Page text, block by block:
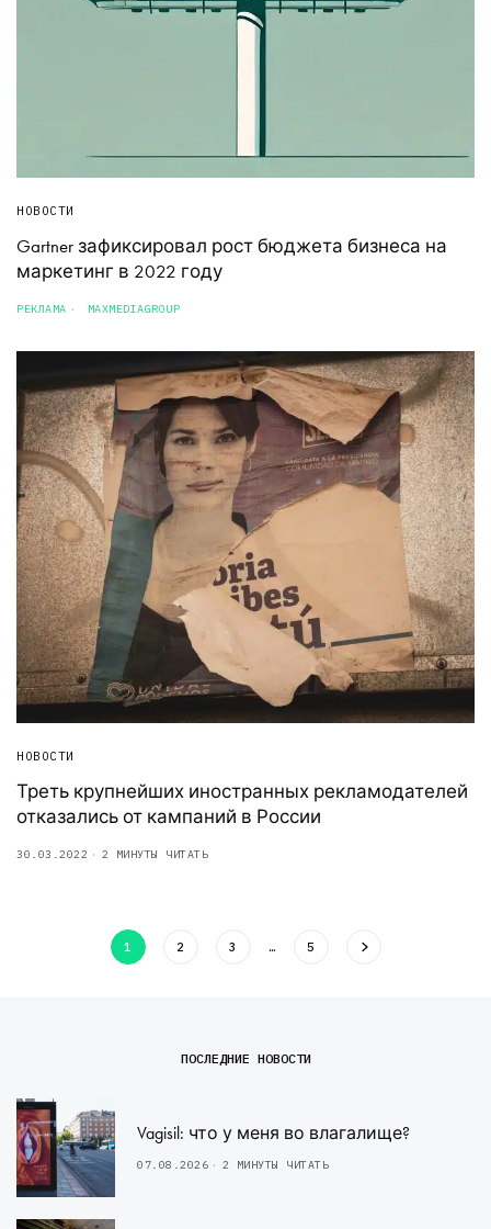
НОВОСТИ
Gartner зафиксировал рост бюджета бизнеса на
маркетинг в 2022 году
РЕКЛАМА MAXMEDIAGROUP
НОВОСТИ
Треть крупнейших иностранных рекламодателей
отказались от кампаний в России
30.03.2022 2 МИНУТЫ ЧИТАТЬ
1 2 3 … 5
ПОСЛЕДНИЕ НОВОСТИ
Vagisil: что у меня во влагалище?
07.08.2026 2 МИНУТЫ ЧИТАТЬ